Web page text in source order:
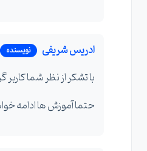
ادریس شریفی نویسنده
با تشکر از نظر شما کاربر
حتما آموزش ها ادامه